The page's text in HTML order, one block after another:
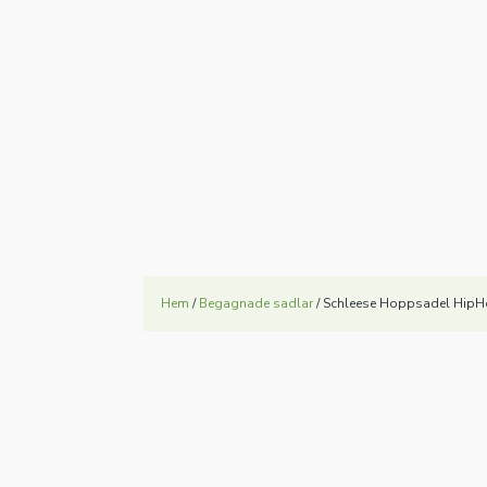
Hem /Begagnade sadlar/ Schleese Hoppsadel